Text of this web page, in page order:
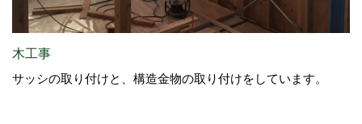
木工事
サッシの取り付けと、構造金物の取り付けをしています。